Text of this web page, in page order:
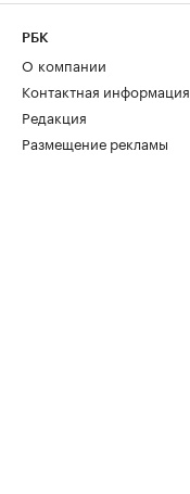
РБК
О компании
Контактная информация
Редакция
Размещение рекламы